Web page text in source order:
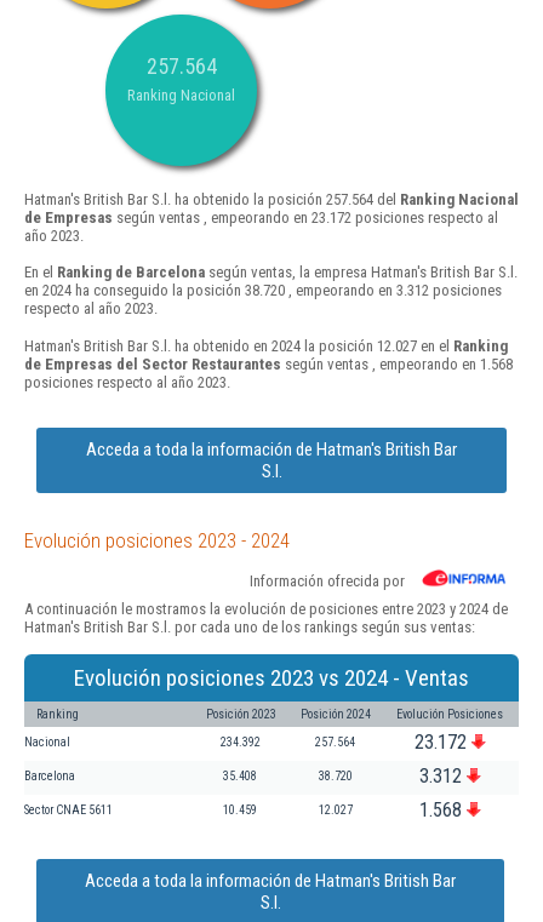
257.564
Ranking Nacional
Hatman's British Bar S.l. ha obtenido la posición 257.564 del Ranking Nacional
de Empresas según ventas , empeorando en 23.172 posiciones respecto al
año 2023.
En el Ranking de Barcelona según ventas, la empresa Hatman's British Bar S.l.
en 2024 ha conseguido la posición 38.720 , empeorando en 3.312 posiciones
respecto al año 2023.
Hatman's British Bar S.l. ha obtenido en 2024 la posición 12.027 en el Ranking
de Empresas del Sector Restaurantes según ventas , empeorando en 1.568
posiciones respecto al año 2023.
Acceda a toda la información de Hatman's British Bar
S.l.
Evolución posiciones 2023 - 2024
Información ofrecida por
A continuación le mostramos la evolución de posiciones entre 2023 y 2024 de
Hatman's British Bar S.l. por cada uno de los rankings según sus ventas:
Evolución posiciones 2023 vs 2024 - Ventas
Ranking Posición 2023 Posición 2024 Evolución Posiciones
Nacional 234.392 257.564 23.172
Barcelona 35.408 38.720 3.312
Sector CNAE 5611 10.459 12.027 1.568
Acceda a toda la información de Hatman's British Bar
S.l.